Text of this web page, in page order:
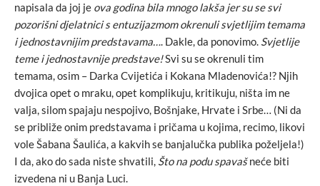
napisala da joj je ova godina bila mnogo lakša jer su se svi
pozorišni djelatnici s entuzijazmom okrenuli svjetlijim temama
i jednostavnijim predstavama…. Dakle, da ponovimo. Svjetlije
teme i jednostavnije predstave!Svi su se okrenuli tim
temama, osim – Darka Cvijetića i Kokana Mladenovića!? Njih
dvojica opet o mraku, opet komplikuju, kritikuju, ništa im ne
valja, silom spajaju nespojivo, Bošnjake, Hrvate i Srbe… (Ni da
se približe onim predstavama i pričama u kojima, recimo, likovi
vole Šabana Šaulića, a kakvih se banjalučka publika poželjela!)
I da, ako do sada niste shvatili, Što na podu spavašneće biti
izvedena ni u Banja Luci.